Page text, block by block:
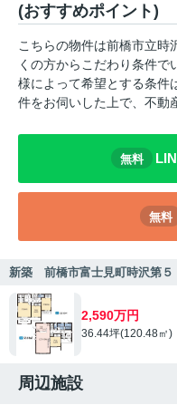
(おすすめポイント)
こちらの物件は前橋市立時
くの方からこだわり条件で
様によって希望とする条件
件をお伺いした上で、不動
無料
無料
新築 前橋市富士見町時沢第
2,590万円
36.44坪(120.48㎡)
周辺施設